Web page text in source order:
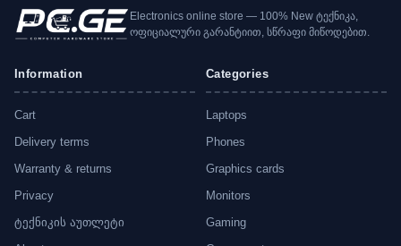
Electronics online store — 100% New ტექნიკა,
ოფიციალური გარანტიით, სწრაფი მიწოდებით.
Information
Cart
Delivery terms
Warranty & returns
Privacy
ტექნიკის აუთლეტი
Categories
Laptops
Phones
Graphics cards
Monitors
Gaming